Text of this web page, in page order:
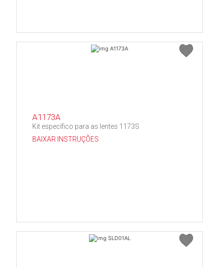
A1173A
Kit específico para as lentes 1173S
BAIXAR INSTRUÇÕES